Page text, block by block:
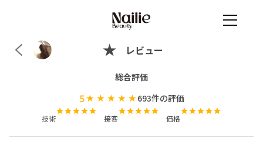
レビュー
総合評価
5 693件の評価
技術 接客 価格